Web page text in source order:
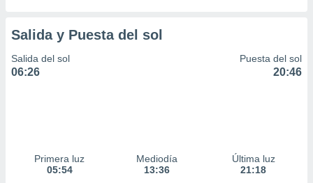
Salida y Puesta del sol
Salida del sol
06:26
Puesta del sol
20:46
Primera luz
05:54
Mediodía
13:36
Última luz
21:18